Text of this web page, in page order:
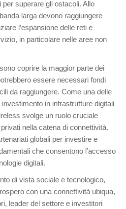
superare gli ostacoli. Allo
larga devono raggiungere
l’espansione delle reti e
in particolare nelle aree non
coprire la maggior parte dei
essere necessari fondi
da raggiungere. Come una delle
in infrastrutture digitali
svolge un ruolo cruciale
nella catena di connettività.
globali per investire e
che consentono l’accesso
digitali.
di vista sociale e tecnologico,
con una connettività ubiqua,
leader del settore e investitori